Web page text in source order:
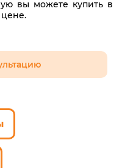
вы можете купить в